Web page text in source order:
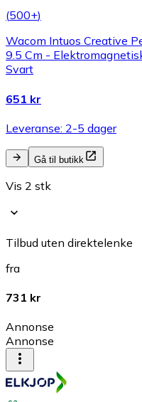
(500+)
Wacom Intuos Creative
9.5 Cm -
Svart
651 kr
Leveranse: 2-5 dager
Gå til butikk
Vis 2 stk
Tilbud uten direktelenke
fra
731 kr
Annonse
Annonse